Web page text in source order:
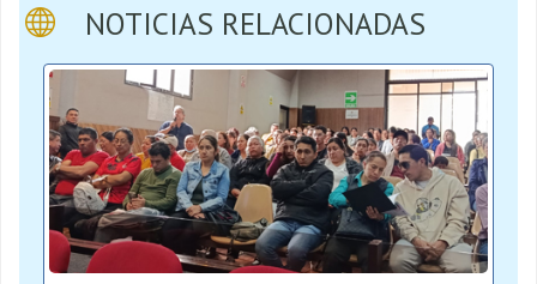
NOTICIAS RELACIONADAS